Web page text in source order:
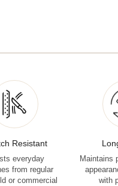
Maintains
with
Resistant
everyday
from regular
or commercial